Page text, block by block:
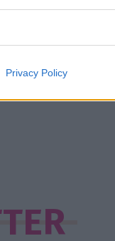
Privacy Policy